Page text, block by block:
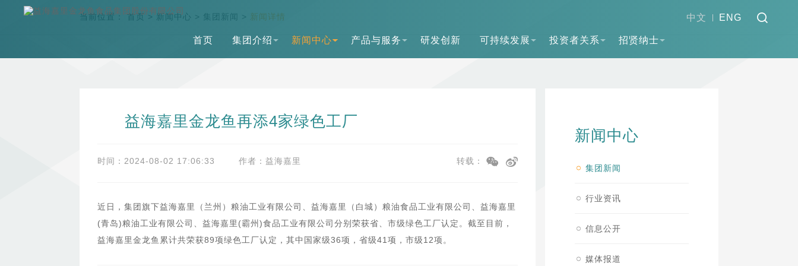
中文 ENG
首页 集团介绍 新闻中心 产品与服务 研发创新 可持续发展 投资者关系 招贤纳士
当前位置：首页 > 新闻中心 > 集团新闻 > 新闻详情
益海嘉里金龙鱼再添4家绿色工厂
时间：2024-08-02 17:06:33 作者：益海嘉里 转载：
近日，集团旗下益海嘉里（兰州）粮油工业有限公司、益海嘉里（白城）粮油食品工业有限公司、益海嘉里
(青岛)粮油工业有限公司、益海嘉里(霸州)食品工业有限公司分别荣获省、市级绿色工厂认定。截至目前，
益海嘉里金龙鱼累计共荣获89项绿色工厂认定，其中国家级36项，省级41项，市级12项。
新闻中心
集团新闻
行业资讯
信息公开
媒体报道